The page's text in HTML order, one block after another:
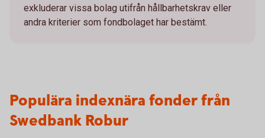
exkluderar vissa bolag utifrån hållbarhetskrav eller
andra kriterier som fondbolaget har bestämt.
Populära indexnära fonder från
Swedbank Robur